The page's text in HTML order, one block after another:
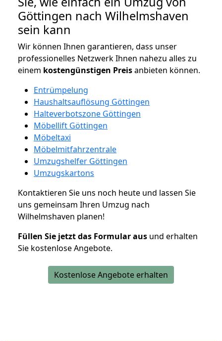
Göttingen nach Wilhelmshaven
sein kann
Wir können Ihnen garantieren, dass unser
professionelles Netzwerk Ihnen nahezu alles zu
einem kostengünstigen Preisanbieten können.
Entrümpelung
Haushaltsauflösung Göttingen
Halteverbotszone Göttingen
Möbellift Göttingen
Möbeltaxi
Möbelmitfahrzentrale
Umzugshelfer Göttingen
Umzugskartons
Kontaktieren Sie uns noch heute und lassen Sie
uns gemeinsam Ihren Umzug nach
Wilhelmshaven planen!
Füllen Sie jetzt das Formular aus und erhalten
Sie kostenlose Angebote.
Kostenlose Angebote erhalten